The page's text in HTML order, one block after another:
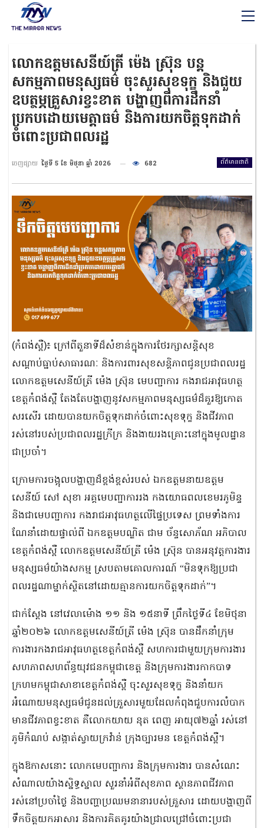
លោកឧត្តមសេនីយ៍ត្រី ម៉េង ស្រ៊ុន បន្ត
សកម្មភាពមនុស្សធម៌ ចុះសួរសុខទុក្ខ និងជួយ
ឧបត្ថម្ភគ្រួសារខ្វះខាត បង្ហាញពីការដឹកនាំ
ប្រកបដោយមេត្តាធម៌ និងការយកចិត្តទុកដាក់
ចំពោះប្រជាពលរដ្ឋ
ព័ត៌មានជាតិ
ចេញផ្សាយ ថ្ងៃទី 5 ខែ មិថុនា ឆ្នាំ 2026 682
(កំពង់ស្ពឺ)៖ ក្រៅពីតួនាទីដ៏សំខាន់ក្នុងការថែរក្សាសន្តិសុខ
សណ្តាប់ធ្នាប់សាធារណៈ និងការពារសុខសន្តិភាពជូនប្រជាពលរដ្ឋ
លោកឧត្តមសេនីយ៍ត្រី ម៉េង ស្រ៊ុន មេបញ្ជាការ កងរាជអាវុធហត្ថ
ខេត្តកំពង់ស្ពឺ តែងតែបង្ហាញនូវសកម្មភាពមនុស្សធម៌ដ៏គួរឱ្យកោត
សរសើរ ដោយបានយកចិត្តទុកដាក់ចំពោះសុខទុក្ខ និងជីវភាព
រស់នៅរបស់ប្រជាពលរដ្ឋក្រីក្រ និងងាយរងគ្រោះនៅក្នុងមូលដ្ឋាន
ជាប្រចាំ។
ក្រោមការចង្អុលបង្ហាញដ៏ខ្ពង់ខ្ពស់របស់ ឯកឧត្តមនាយឧត្តម
សេនីយ៍ សៅ សុខា អគ្គមេបញ្ជាការរង កងយោធពលខេមរភូមិន្ទ
និងជាមេបញ្ជាការ កងរាជអាវុធហត្ថលើផ្ទៃប្រទេស ព្រមទាំងការ
ណែនាំដោយផ្ទាល់ពី ឯកឧត្តមបណ្ឌិត ជាម ច័ន្ទសោភ័ណ អភិបាល
ខេត្តកំពង់ស្ពឺ លោកឧត្តមសេនីយ៍ត្រី ម៉េង ស្រ៊ុន បានអនុវត្តការងារ
មនុស្សធម៌យ៉ាងសកម្ម ស្របតាមគោលការណ៍ “មិនទុកឱ្យប្រជា
ពលរដ្ឋណាម្នាក់ស្ថិតនៅដោយគ្មានការយកចិត្តទុកដាក់”។
ជាក់ស្តែង នៅវេលាម៉ោង ១១ និង ១៥នាទី ព្រឹកថ្ងៃទី៤ ខែមិថុនា
ឆ្នាំ២០២៦ លោកឧត្តមសេនីយ៍ត្រី ម៉េង ស្រ៊ុន បានដឹកនាំក្រុម
ការងារកងរាជអាវុធហត្ថខេត្តកំពង់ស្ពឺ សហការជាមួយក្រុមការងារ
សហភាពសហព័ន្ធយុវជនកម្ពុជាខេត្ត និងក្រុមការងារកាកបាទ
ក្រហមកម្ពុជាសាខាខេត្តកំពង់ស្ពឺ ចុះសួរសុខទុក្ខ និងនាំយក
អំណោយមនុស្សធម៌ជូនដល់គ្រួសារមួយដែលកំពុងជួបការលំបាក
មានជីវភាពខ្វះខាត គឺលោកយាយ នុត ពេញ អាយុ៧២ឆ្នាំ រស់នៅ
ភូមិកំណប់ សង្កាត់ស្វាយក្រវ៉ាន់ ក្រុងច្បារមន ខេត្តកំពង់ស្ពឺ។
ក្នុងឱកាសនោះ លោកមេបញ្ជាការ និងក្រុមការងារ បានសំណេះ
សំណាលយ៉ាងស្និទ្ធស្នាល សួរនាំអំពីសុខភាព ស្ថានភាពជីវភាព
រស់នៅប្រចាំថ្ងៃ និងបញ្ហាប្រឈមនានារបស់គ្រួសារ ដោយបង្ហាញពី
ទឹកចិត្តយកអាសារ និងការគិតគូរយ៉ាងជ្រាលជ្រៅចំពោះប្រជា